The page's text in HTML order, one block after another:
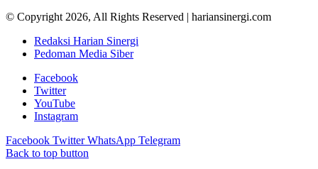
© Copyright 2026, All Rights Reserved | hariansinergi.com
Redaksi Harian Sinergi
Pedoman Media Siber
Facebook
Twitter
YouTube
Instagram
Facebook Twitter WhatsApp Telegram
Back to top button